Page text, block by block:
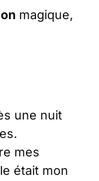
magique,
une nuit
mes
était mon